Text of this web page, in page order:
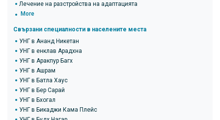
Лечение на разстройства на адаптацията
More
Свързани специалности в населените места
УНГ в Ананд Никетан
УНГ в енклав Арадхна
УНГ в Аракпур Багх
УНГ в Ашрам
УНГ в Батла Хаус
УНГ в Бер Сарай
УНГ в Бхогал
УНГ в Бикаджи Кама Плейс